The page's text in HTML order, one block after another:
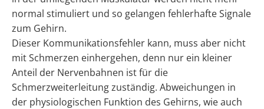
normal stimuliert und so gelangen fehlerhafte Signale
zum Gehirn.
Dieser Kommunikationsfehler kann, muss aber nicht
mit Schmerzen einhergehen, denn nur ein kleiner
Anteil der Nervenbahnen ist für die
Schmerzweiterleitung zuständig. Abweichungen in
der physiologischen Funktion des Gehirns, wie auch